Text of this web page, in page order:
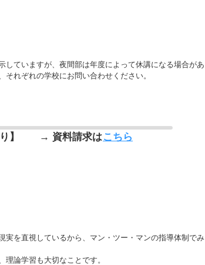
していますが、夜間部は年度によって休講になる場合があ
れぞれの学校にお問い合わせください。
り】 → 資料請求は こちら
実を直視しているから、マン・ツー・マンの指導体制でみ
論学習も大切なことです。